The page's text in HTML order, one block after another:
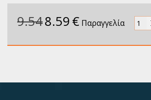
9.548.59 € Παραγγελία